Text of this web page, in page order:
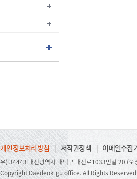
개인정보처리방침 | 저작권정책 | 이메일수집
우) 34443 대전광역시 대덕구 대전로1033번길 20 (오
Copyright Daedeok-gu office. All Rights Reserved.